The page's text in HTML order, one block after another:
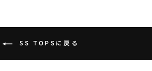
SS TOPSに戻る